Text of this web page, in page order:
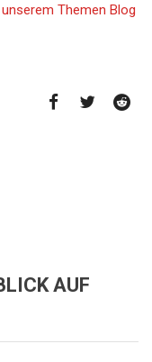
Themen Blog
AUF